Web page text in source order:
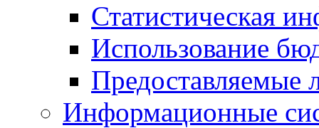
Статистическая
Использование
Предоставляемые
Информационные